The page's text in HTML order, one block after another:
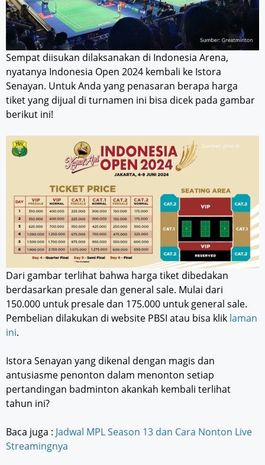
Sempat diisukan dilaksanakan di Indonesia Arena,
nyatanya Indonesia Open 2024 kembali ke Istora
Senayan. Untuk Anda yang penasaran berapa harga
tiket yang dijual di turnamen ini bisa dicek pada gambar
berikut ini!
Dari gambar terlihat bahwa harga tiket dibedakan
berdasarkan presale dan general sale. Mulai dari
150.000 untuk presale dan 175.000 untuk general sale.
Pembelian dilakukan di website PBSI atau bisa klik laman
ini.
Istora Senayan yang dikenal dengan magis dan
antusiasme penonton dalam menonton setiap
pertandingan badminton akankah kembali terlihat
tahun ini?
Baca juga : Jadwal MPL Season 13 dan Cara Nonton Live
Streamingnya